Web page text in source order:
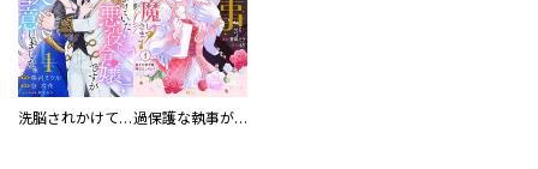
洗脳されかけていた悪役令嬢ですが家出を決意しました。【電子単行本版／特典おまけ付き】 過保護な執事が私の婚活を邪魔してきます！ 分冊版